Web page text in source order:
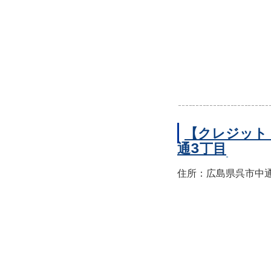
【クレジッ
通3丁目
住所：広島県呉市中